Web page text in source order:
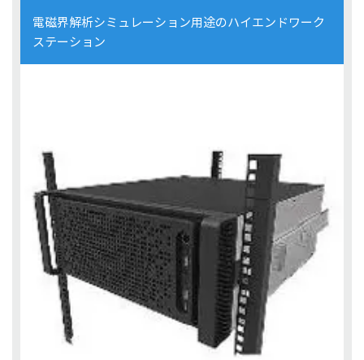
電磁界解析シミュレーション用途のハイエンドワーク
ステーション